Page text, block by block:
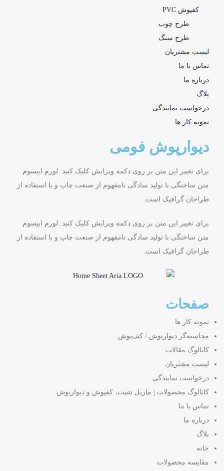
کفپوش PVC
طرح چوب
طرح سنگ
لیست مشتریان
تماس با ما
درباره ما
بلاگ
درخواست نمایندگی
نمونه کار ها
دیوارپوش فومی
برای تغییر این متن بر روی دکمه ویرایش کلیک کنید. لورم ایپسوم
متن ساختگی با تولید سادگی نامفهوم از صنعت چاپ و با استفاده از
طراحان گرافیک است.
برای تغییر این متن بر روی دکمه ویرایش کلیک کنید. لورم ایپسوم
متن ساختگی با تولید سادگی نامفهوم از صنعت چاپ و با استفاده از
طراحان گرافیک است.
صفحات
نمونه کار ها
محاسبه‌گر دیوارپوش / کف‌پوش
کاتالوگ مقالات
لیست مشتریان
درخواست نمایندگی
کاتالوگ محصولات | ماربل شیت، کفپوش و دیوارپوش
تماس با ما
درباره ما
بلاگ
خانه
مقایسه محصولات